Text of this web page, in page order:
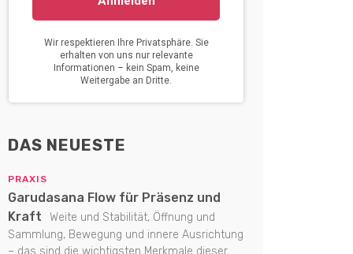
DAS NEUESTE
PRAXIS
Garudasana Flow für Präsenz und
Kraft
Weite und Stabilität, Öffnung und
Sammlung, Bewegung und innere Ausrichtung